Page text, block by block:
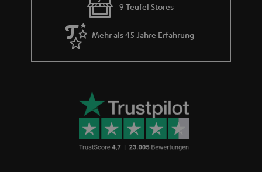
9 Teufel Stores
Mehr als 45 Jahre Erfahrung